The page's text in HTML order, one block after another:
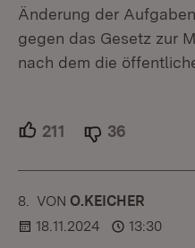
Änderung der
gegen das Gesetz zur
nach dem die
211 Unterstützer.
36
8. KOMMENTAR
VON :O.KEICHER
18.11.2024
13:30